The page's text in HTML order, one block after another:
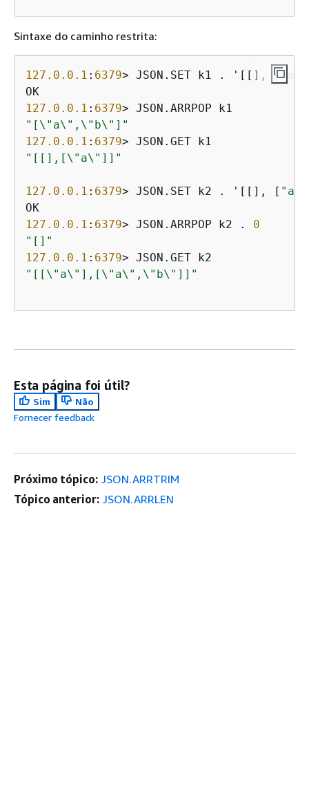
Sintaxe do caminho restrita:
127.0 .0 .1 : 6379> JSON.SET k1 . '[[], ["a"
127.0 .0 .1 : 6379
"[\"a\",\"b\"]"
127.0 .0 .1 : 6379
"[[],[\"a\"]]"
127.0 .0 .1 : 6379> JSON.SET k2 . '[[], [ "a"
127.0 .0 .1 : 6379> JSON.ARRPOP k2 . 0
"[]"
127.0 .0 .1 : 6379
"[[\"a\"],[\"a\",\"b\"]]"
Esta página foi útil?
Sim
Não
Fornecer feedback
Próximo tópico: JSON.ARRTRIM
Tópico anterior: JSON.ARRLEN